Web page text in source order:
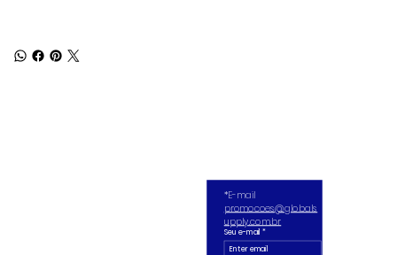
promocoes@globals
upply.com.br
Seu e-mail *